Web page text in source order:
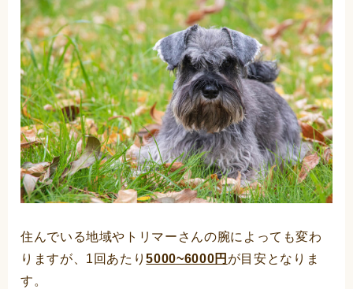
住んでいる地域やトリマーさんの腕によっても変わ
りますが、1回あたり5000~6000円 が目安となりま
す。